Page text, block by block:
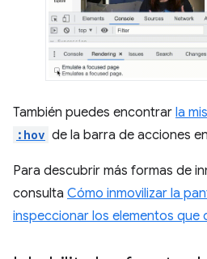
También puedes encontrar la
:hov de la barra de acciones en
Para descubrir más formas de
consulta Cómo inmovilizar la
inspeccionar los elementos que